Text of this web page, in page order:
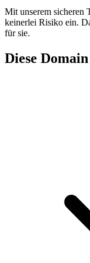
Mit unserem sicheren
keinerlei Risiko ein.
für sie.
Diese